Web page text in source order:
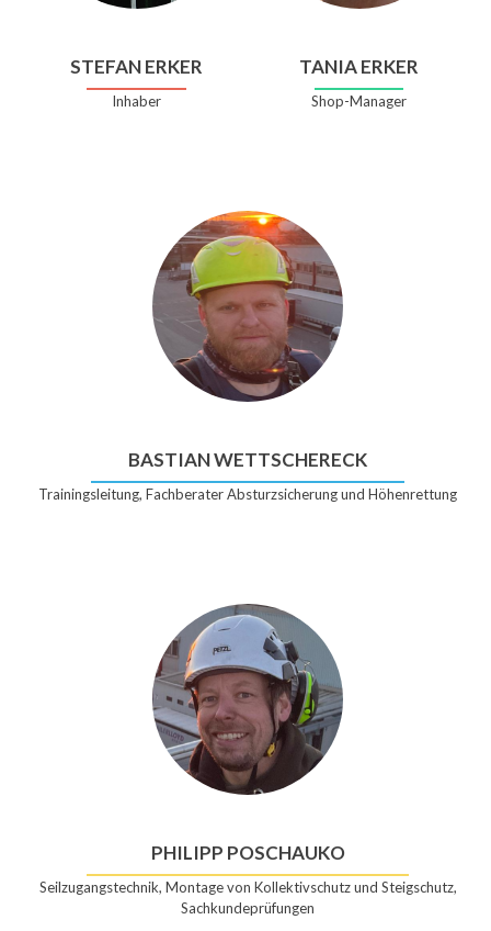
STEFAN ERKER
Inhaber
TANIA ERKER
Shop-Manager
BASTIAN WETTSCHERECK
Trainingsleitung, Fachberater Absturzsicherung und Höhenrettung
PHILIPP POSCHAUKO
Seilzugangstechnik, Montage von Kollektivschutz und Steigschutz,
Sachkundeprüfungen